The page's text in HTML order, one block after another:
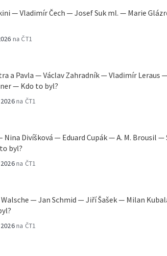
— Vladimír Čech — Josef Suk ml. — Marie
na ČT1
a Pavla — Václav Zahradník — Vladimír Leraus
— Kdo to byl?
na ČT1
Divíšková — Eduard Cupák — A. M. Brousil —
byl?
na ČT1
— Jan Schmid — Jiří Šašek — Milan
na ČT1